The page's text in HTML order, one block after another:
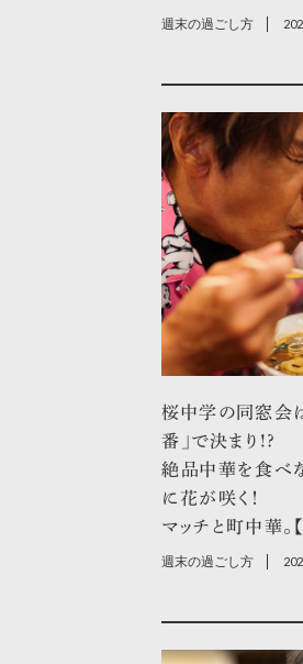
週末の過ごし方
桜中学の同窓会
番」で決まり!?
絶品中華を食べ
に花が咲く！
マッチと町中華。
週末の過ごし方